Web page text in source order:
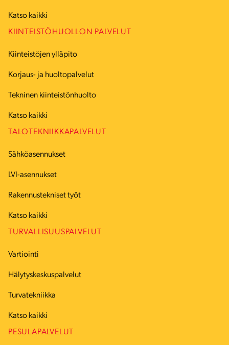
Katso kaikki
KIINTEISTÖHUOLLON PALVELUT
Kiinteistöjen ylläpito
Korjaus- ja huoltopalvelut
Tekninen kiinteistönhuolto
Katso kaikki
TALOTEKNIIKKAPALVELUT
Sähköasennukset
LVI-asennukset
Rakennustekniset työt
Katso kaikki
TURVALLISUUSPALVELUT
Vartiointi
Hälytyskeskuspalvelut
Turvatekniikka
Katso kaikki
PESULAPALVELUT